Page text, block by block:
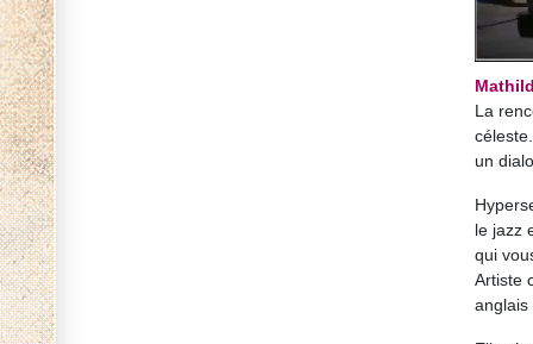
La
un
le jazz
qui
Artiste
anglais